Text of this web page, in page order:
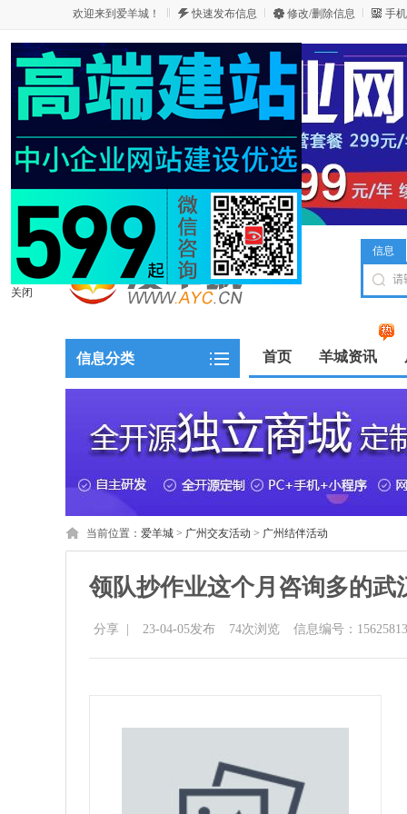
欢迎来到爱羊城！ 快速发布信息 修改/删除信息 手
信息
信息分类 首页 羊城资讯
当前位置： 爱羊城 > 广州交友活动 > 广州结伴活动
领队抄作业这个月咨询多的
分享 23-04-05发布 74次浏览 信息编号：
关闭